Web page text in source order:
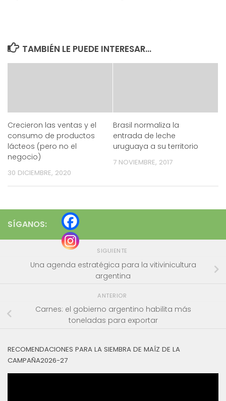
TAMBIÉN LE PUEDE INTERESAR...
Crecieron las ventas y el
consumo de productos
lácteos (pero no el
negocio)
30 DICIEMBRE, 2020
Brasil normaliza la
entrada de leche
uruguaya a su territorio
7 NOVIEMBRE, 2017
SÍGANOS:
SIGUIENTE
Una agenda estratégica para la vitivinicultura
argentina
ANTERIOR
Carnes: el gobierno argentino habilita más
toneladas para exportar
RECOMENDACIONES PARA LA SIEMBRA DE MAÍZ DE LA
CAMPAÑA2026-27